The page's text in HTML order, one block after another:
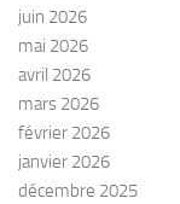
juin 2026
mai 2026
avril 2026
mars 2026
février 2026
janvier 2026
décembre 2025